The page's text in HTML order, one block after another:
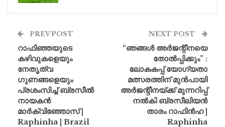
PREV POST
റാഫിഞ്ഞയുടെ
കഴിവുകളെയും
നേതൃത്വ
ഗുണങ്ങളെയും
പ്രശംസിച്ച് ബ്രസീൽ
നായകൻ
മാർക്വിഞ്ഞോസ് |
Raphinha | Brazil
NEXT POST
“ഞങ്ങൾ അർജന്റീനയെ
തോൽപ്പിക്കും” :
ലോകകപ്പ് യോഗ്യതാ
മത്സരത്തിന് മുൻപായി
അർജന്റീനയ്‌ക്ക് മുന്നറിപ്പ്
നൽകി ബ്രസീലിയൻ
താരം റാഫിൻഹ |
Raphinha